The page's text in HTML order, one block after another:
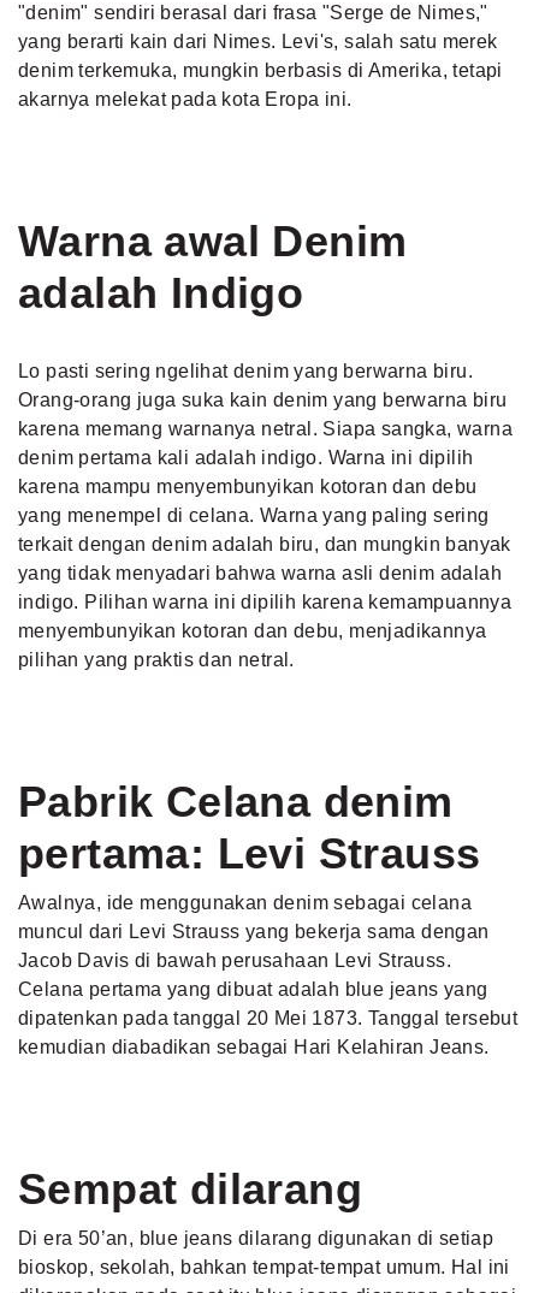
"denim" sendiri berasal dari frasa "Serge de Nimes,"
yang berarti kain dari Nimes. Levi's, salah satu merek
denim terkemuka, mungkin berbasis di Amerika, tetapi
akarnya melekat pada kota Eropa ini.
Warna awal Denim
adalah Indigo
Lo pasti sering ngelihat denim yang berwarna biru.
Orang-orang juga suka kain denim yang berwarna biru
karena memang warnanya netral. Siapa sangka, warna
denim pertama kali adalah indigo. Warna ini dipilih
karena mampu menyembunyikan kotoran dan debu
yang menempel di celana. Warna yang paling sering
terkait dengan denim adalah biru, dan mungkin banyak
yang tidak menyadari bahwa warna asli denim adalah
indigo. Pilihan warna ini dipilih karena kemampuannya
menyembunyikan kotoran dan debu, menjadikannya
pilihan yang praktis dan netral.
Pabrik Celana denim
pertama: Levi Strauss
Awalnya, ide menggunakan denim sebagai celana
muncul dari Levi Strauss yang bekerja sama dengan
Jacob Davis di bawah perusahaan Levi Strauss.
Celana pertama yang dibuat adalah blue jeans yang
dipatenkan pada tanggal 20 Mei 1873. Tanggal tersebut
kemudian diabadikan sebagai Hari Kelahiran Jeans.
Sempat dilarang
Di era 50’an, blue jeans dilarang digunakan di setiap
bioskop, sekolah, bahkan tempat-tempat umum. Hal ini